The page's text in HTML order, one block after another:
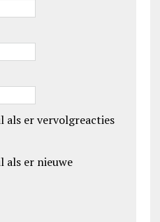
als er vervolgreacties
als er nieuwe